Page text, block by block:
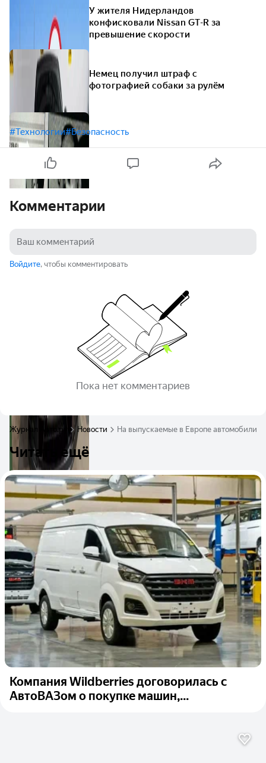
У жителя Нидерландов
конфисковали Nissan GT-R за
превышение скорости
Немец получил штраф с
фотографией собаки за рулём
#Технологии#Безопасность
Комментарии
Войдите, чтобы комментировать
Пока нет комментариев
Журнал Авто.ру Новости На выпускаемые в Европе автомобили
Читать ещё
Компания Wildberries договорилась с
АвтоВАЗом о покупке машин,...